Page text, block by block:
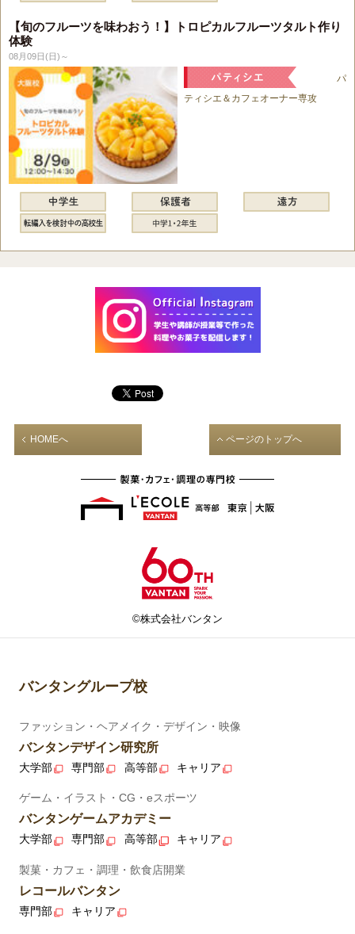
【旬のフルーツを味わおう！】トロピカルフルーツタルト作り
体験
08月09日(日)～
パ
ティシエ＆カフェオーナー専攻
HOMEへ ページのトップへ
©株式会社バンタン
バンタングループ校
ファッション・ヘアメイク・デザイン・映像
バンタンデザイン研究所
大学部 専門部 高等部 キャリア
ゲーム・イラスト・CG・eスポーツ
バンタンゲームアカデミー
大学部 専門部 高等部 キャリア
製菓・カフェ・調理・飲食店開業
レコールバンタン
専門部 キャリア